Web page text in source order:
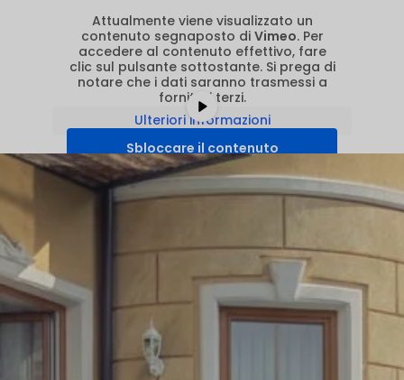
Attualmente viene visualizzato un
contenuto segnaposto di Vimeo. Per
accedere al contenuto effettivo, fare
clic sul pulsante sottostante. Si prega di
notare che i dati saranno trasmessi a
fornitori terzi.
Ulteriori informazioni
Sbloccare il contenuto
Accettare il servizio richiesto e